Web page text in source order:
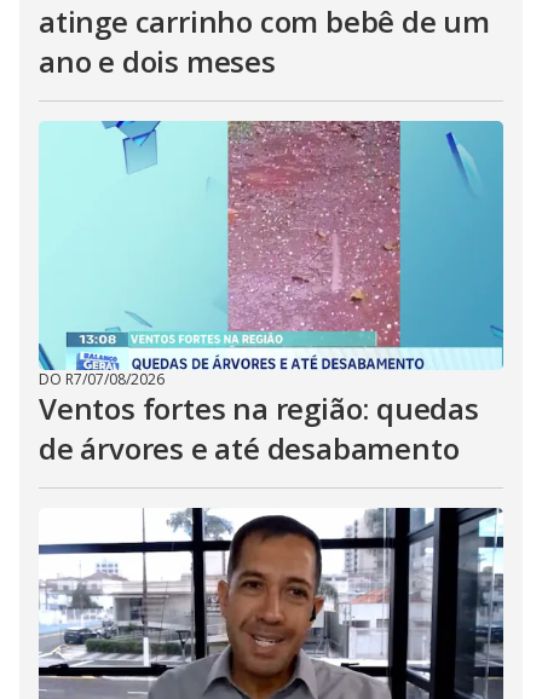
atinge carrinho com bebê de um
ano e dois meses
DO R7/07/08/2026
Ventos fortes na região: quedas
de árvores e até desabamento